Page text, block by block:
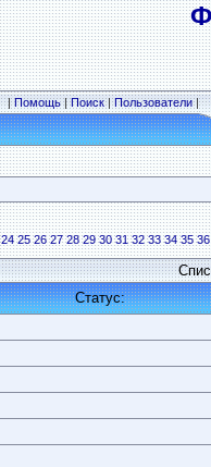
|Помощь|Поиск|Пользователи|
24 25 26 27 28 29 30 31 32 33 34 35 36
Статус: